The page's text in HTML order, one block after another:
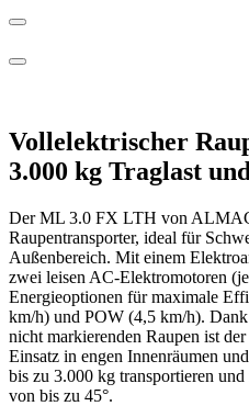
Vollelektrischer
3.000 kg Traglast
Der ML 3.0 FX LTH von
Raupentransporter, ideal für
Außenbereich. Mit einem
zwei leisen AC-Elektromotoren
Energieoptionen für maximale
km/h) und POW (4,5 km/h).
nicht markierenden Raupen ist
Einsatz in engen Innenräumen
bis zu 3.000 kg transportieren
von bis zu 45°.